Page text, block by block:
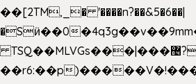
��[2TM,_� '����n?��&5�6��|
�Sӥ��0
TSQ��MLVGs���|���޴?����H�W��E
��r6:��p